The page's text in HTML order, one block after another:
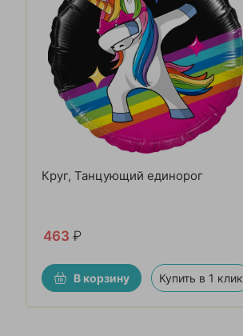
Круг, Танцующий единорог
463 ₽
В корзину Купить в 1 клик